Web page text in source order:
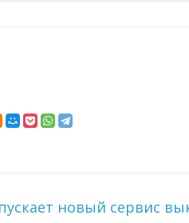
новый сервис